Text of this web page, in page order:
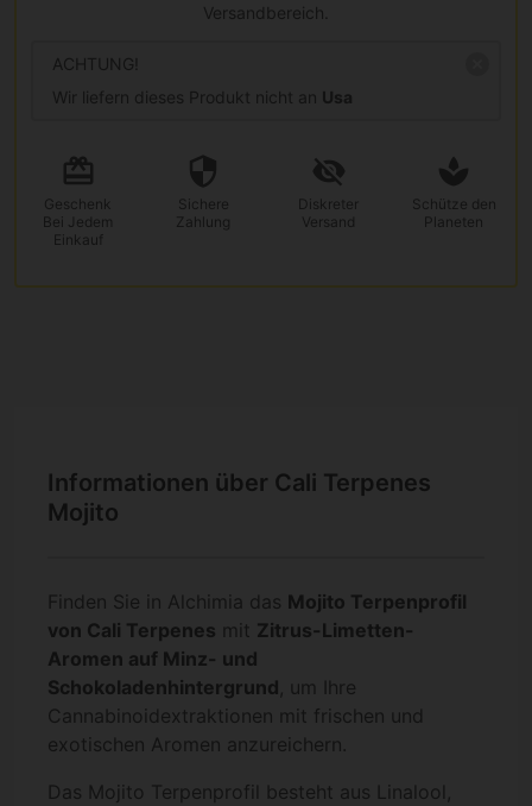
Versandbereich.
ACHTUNG!
Wir liefern dieses Produkt nicht an Usa
Geschenk
Bei Jedem
Einkauf
Sichere
Zahlung
Diskreter
Versand
Schütze den
Planeten
Informationen über Cali Terpenes
Mojito
Finden Sie in Alchimia das Mojito Terpenprofil
von Cali Terpenes mit Zitrus-Limetten-
Aromen auf Minz- und
Schokoladenhintergrund, um Ihre
Cannabinoidextraktionen mit frischen und
exotischen Aromen anzureichern.
Das Mojito Terpenprofil besteht aus Linalool,